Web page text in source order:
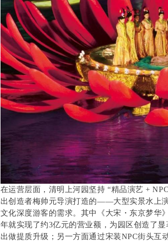
在运营层面，清明上河园坚持 “精品演艺 +
出创造者梅帅元导演打造的——大型实景水上
文化深度游客的需求。其中《大宋・东京梦华
年就实现了约3亿元的营业额，为园区创造了
出做提质升级；另一方面通过宋装NPC街头互